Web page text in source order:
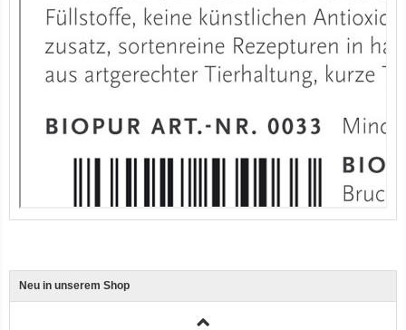
Neu in unserem Shop
Ente, Reis und Karotten 400g BioPur Bio Hundefutter